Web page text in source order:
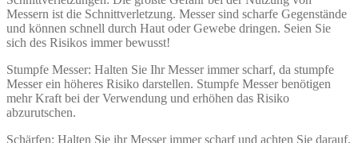
Messern ist die Schnittverletzung. Messer sind scharfe Gegenstände
und können schnell durch Haut oder Gewebe dringen. Seien Sie
sich des Risikos immer bewusst!
Stumpfe Messer: Halten Sie Ihr Messer immer scharf, da stumpfe
Messer ein höheres Risiko darstellen. Stumpfe Messer benötigen
mehr Kraft bei der Verwendung und erhöhen das Risiko
abzurutschen.
Schärfen: Halten Sie ihr Messer immer scharf und achten Sie darauf,